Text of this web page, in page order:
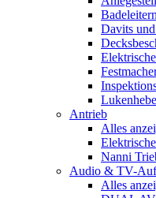
Badeleitern
Davits
Antrieb
Alles
Nanni
Audio & TV-
Alles